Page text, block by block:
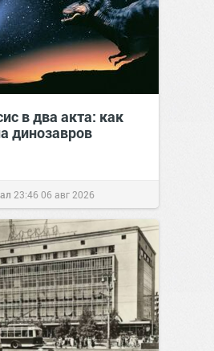
в два акта: как
динозавров
23:4606 авг 2026